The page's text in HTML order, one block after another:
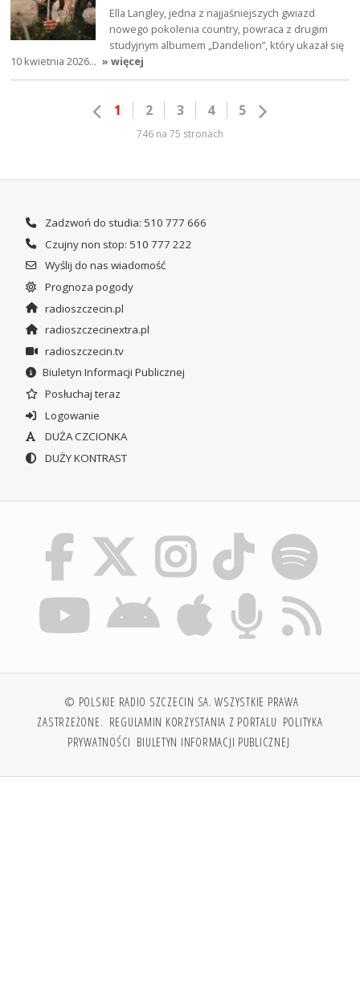
Ella Langley, jedna z najjaśniejszych gwiazd
nowego pokolenia country, powraca z drugim
studyjnym albumem „Dandelion”, który ukazał się
10 kwietnia 2026… » więcej
1 2 3 4 5
746 na 75 stronach
Zadzwoń do studia: 510 777 666
Czujny non stop: 510 777 222
Wyślij do nas wiadomość
Prognoza pogody
radioszczecin.pl
radioszczecinextra.pl
radioszczecin.tv
Biuletyn Informacji Publicznej
Posłuchaj teraz
Logowanie
DUŻA CZCIONKA
DUŻY KONTRAST
© POLSKIE RADIO SZCZECIN SA. WSZYSTKIE PRAWA
ZASTRZEŻONE. REGULAMIN KORZYSTANIA Z PORTALU POLITYKA
PRYWATNOŚCI BIULETYN INFORMACJI PUBLICZNEJ